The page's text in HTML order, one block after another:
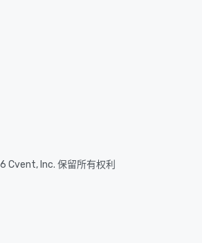
Inc. 保留所有权利